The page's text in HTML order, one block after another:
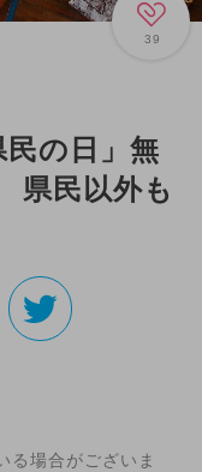
39
民の日」無
県民以外も
る場合がございま